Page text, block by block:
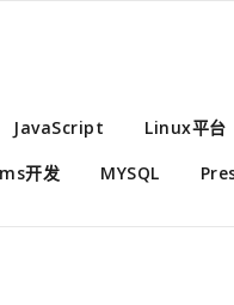
JavaScript Linux平台
开发 MYSQL